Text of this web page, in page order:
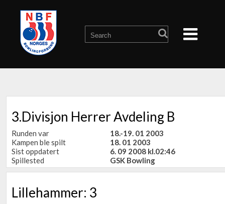
3.Divisjon Herrer Avdeling B
Runden var
18.-19. 01 2003
Kampen ble spilt
18. 01 2003
Sist oppdatert
6. 09 2008 kl.02:46
Spillested
GSK Bowling
Lillehammer: 3